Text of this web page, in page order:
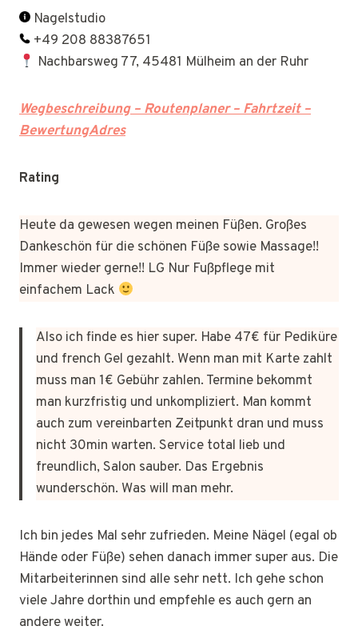
Nagelstudio
+49 208 88387651
Nachbarsweg 77, 45481 Mülheim an der Ruhr
Wegbeschreibung – Routenplaner – Fahrtzeit –
BewertungAdres
Rating
Heute da gewesen wegen meinen Füßen. Großes
Dankeschön für die schönen Füße sowie Massage!!
Immer wieder gerne!! LG Nur Fußpflege mit
einfachem Lack
Also ich finde es hier super. Habe 47€ für Pediküre
und french Gel gezahlt. Wenn man mit Karte zahlt
muss man 1€ Gebühr zahlen. Termine bekommt
man kurzfristig und unkompliziert. Man kommt
auch zum vereinbarten Zeitpunkt dran und muss
nicht 30min warten. Service total lieb und
freundlich, Salon sauber. Das Ergebnis
wunderschön. Was will man mehr.
Ich bin jedes Mal sehr zufrieden. Meine Nägel (egal ob
Hände oder Füße) sehen danach immer super aus. Die
Mitarbeiterinnen sind alle sehr nett. Ich gehe schon
viele Jahre dorthin und empfehle es auch gern an
andere weiter.